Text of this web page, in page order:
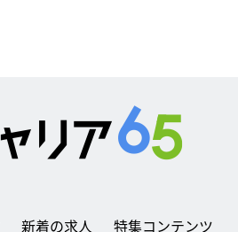
新着の求人 特集コンテンツ